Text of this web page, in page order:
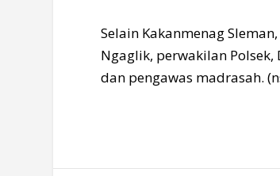
Selain Kakanmenag
Ngaglik, perwakilan
dan pengawas madrasah.